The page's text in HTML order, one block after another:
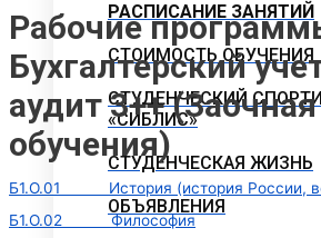
РАСПИСАНИЕ ЗАНЯТИЙ
СТОИМОСТЬ ОБУЧЕНИЯ
СТУДЕНЧЕСКИЙ
«СИБЛИС»
СТУДЕНЧЕСКАЯ ЖИЗНЬ
ОБЪЯВЛЕНИЯ
Рабочие
Бухгалтерский
аудит 3++
обучения)
Б1.О.01 История (история России,
Б1.О.02 Философия